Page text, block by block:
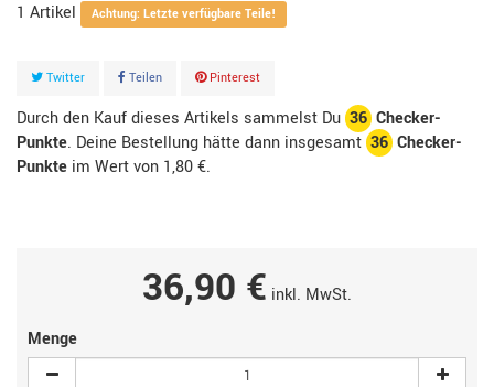
1 Artikel Achtung: Letzte verfügbare Teile!
Twitter Teilen Pinterest
Durch den Kauf dieses Artikels sammelst Du 36 Checker-
Punkte. Deine Bestellung hätte dann insgesamt 36 Checker-
Punkte im Wert von 1,80 €.
36,90 € inkl. MwSt.
Menge